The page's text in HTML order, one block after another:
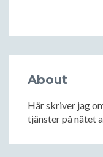
About
Här skriver jag
tjänster på nätet